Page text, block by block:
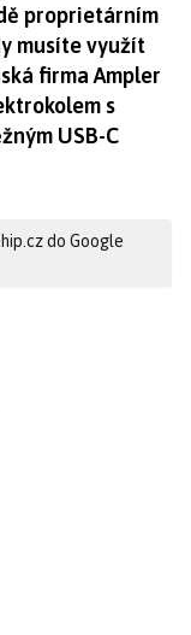
proprietárním
musíte využít
firma Ampler
s
USB-C
do Google